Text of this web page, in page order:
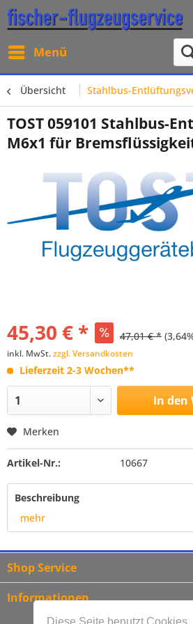
Diese Seite benutzt
Menü
Übersicht Stahlbus-
TOST 059101 Stahlbus-
M6x1 für
45,30 € * 47,01 € *
inkl. MwSt.zzgl. Versandkosten
Lieferzeit 2-3 Wochen**
In den
Merken
Artikel-Nr.: 10667
Beschreibung
mehr
Shop Service
Informationen